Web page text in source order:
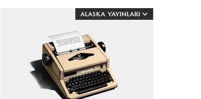
ALASKA YAYINLARI